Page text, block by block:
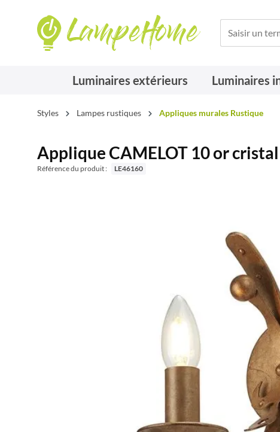
Luminaires extérieurs Luminaires
Styles Lampes rustiques Appliques murales Rustique
Applique CAMELOT 10 or
Référence du produit : LE46160